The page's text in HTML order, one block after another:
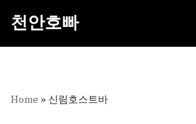
건
천안호빠
Home » 신림호스트바